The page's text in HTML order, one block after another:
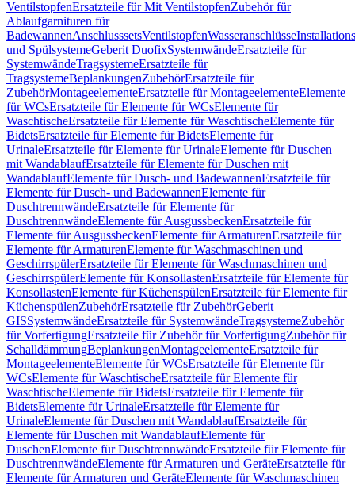
VentilstopfenErsatzteile für Mit VentilstopfenZubehör für
Ablaufgarnituren für
BadewannenAnschlusssetsVentilstopfenWasseranschlüsse
und SpülsystemeGeberit DuofixSystemwändeErsatzteile für
SystemwändeTragsystemeErsatzteile für
TragsystemeBeplankungenZubehörErsatzteile für
ZubehörMontageelementeErsatzteile für MontageelementeElemente
für WCsErsatzteile für Elemente für WCsElemente für
WaschtischeErsatzteile für Elemente für WaschtischeElemente für
BidetsErsatzteile für Elemente für BidetsElemente für
UrinaleErsatzteile für Elemente für UrinaleElemente für Duschen
mit WandablaufErsatzteile für Elemente für Duschen mit
WandablaufElemente für Dusch- und BadewannenErsatzteile für
Elemente für Dusch- und BadewannenElemente für
DuschtrennwändeErsatzteile für Elemente für
DuschtrennwändeElemente für AusgussbeckenErsatzteile für
Elemente für AusgussbeckenElemente für ArmaturenErsatzteile für
Elemente für ArmaturenElemente für Waschmaschinen und
GeschirrspülerErsatzteile für Elemente für Waschmaschinen und
GeschirrspülerElemente für KonsollastenErsatzteile für Elemente für
KonsollastenElemente für KüchenspülenErsatzteile für Elemente für
KüchenspülenZubehörErsatzteile für ZubehörGeberit
GISSystemwändeErsatzteile für SystemwändeTragsystemeZubehör
für VorfertigungErsatzteile für Zubehör für VorfertigungZubehör für
SchalldämmungBeplankungenMontageelementeErsatzteile für
MontageelementeElemente für WCsErsatzteile für Elemente für
WCsElemente für WaschtischeErsatzteile für Elemente für
WaschtischeElemente für BidetsErsatzteile für Elemente für
BidetsElemente für UrinaleErsatzteile für Elemente für
UrinaleElemente für Duschen mit WandablaufErsatzteile für
Elemente für Duschen mit WandablaufElemente für
DuschenElemente für DuschtrennwändeErsatzteile für Elemente für
DuschtrennwändeElemente für Armaturen und GeräteErsatzteile für
Elemente für Armaturen und GeräteElemente für Waschmaschinen